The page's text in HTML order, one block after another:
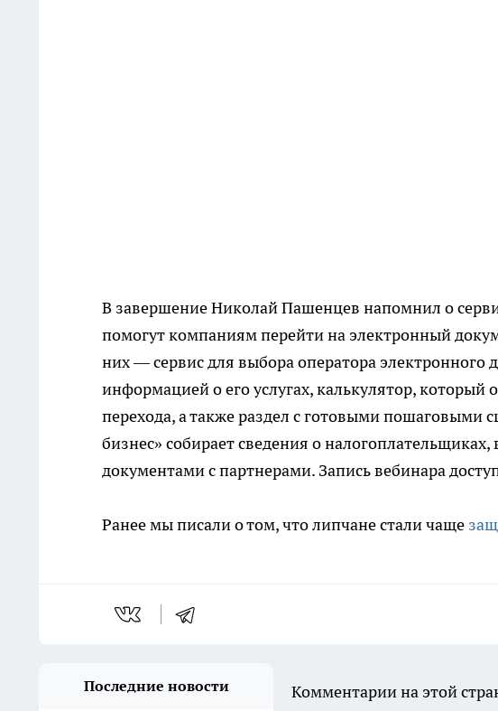
В завершение Николай Пашенцев напомнил о
помогут компаниям перейти на электронный
них — сервис для выбора оператора электронного
информацией о его услугах, калькулятор, который
перехода, а также раздел с готовыми пошаговыми
бизнес» собирает сведения о
документами с партнерами. Запись вебинара
Ранее мы писали о том, что липчане стали чаще
Последние новости Комментарии на этой